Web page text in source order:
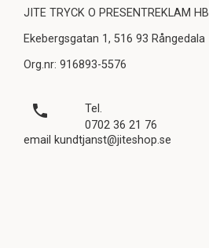
JITE TRYCK O PRESENTREKLAM HB
Ekebergsgatan 1, 516 93 Rångedala
Org.nr: 916893-5576
local_phone
Tel.
0702 36 21 76
email kundtjanst@jiteshop.se